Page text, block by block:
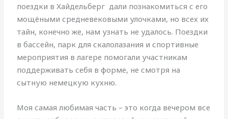
поездки в Хайдельберг дали познакомиться с его
мощёными средневековыми улочками, но всех их
тайн, конечно же, нам узнать не удалось. Поездки
в бассейн, парк для скалолазания и спортивные
мероприятия в лагере помогали участникам
поддерживать себя в форме, не смотря на
сытную немецкую кухню.
Моя самая любимая часть – это когда вечером все